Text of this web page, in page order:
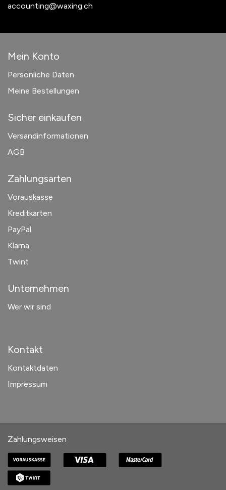
accounting@waxing.ch
Mein Konto
Persönliche Daten
Meine Bestellungen
Sicher einkaufen
Versandinformationen
AGB
Zahlungsarten
Vorauskasse
Kreditkarten
PayPal
Klarna
Twint
Unternehmen
Wer wir sind
Kontakt
Kontaktdaten
Impressum
Zahlungsweisen